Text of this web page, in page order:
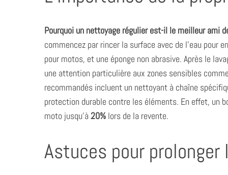
Pourquoi un nettoyage régulier est-il le meilleur ami
commencez par rincer la surface avec de l’eau pour
pour motos, et une éponge non abrasive. Après le
une attention particulière aux zones sensibles
recommandés incluent un nettoyant à chaîne
protection durable contre les éléments. En effet, un
moto jusqu’à 20% lors de la revente.
Astuces pour